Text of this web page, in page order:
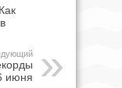
июня